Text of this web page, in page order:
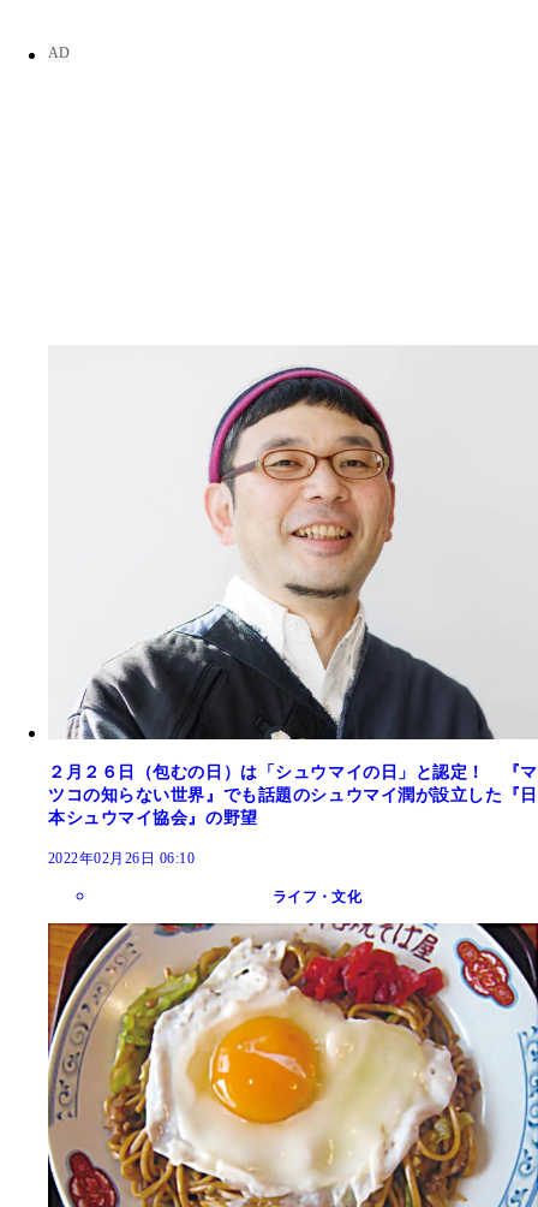
２月２６日（包むの日）は「シュウマイの日」と認定！ 『マ
ツコの知らない世界』でも話題のシュウマイ潤が設立した『日
本シュウマイ協会』の野望
2022年02月26日 06:10
ライフ・文化